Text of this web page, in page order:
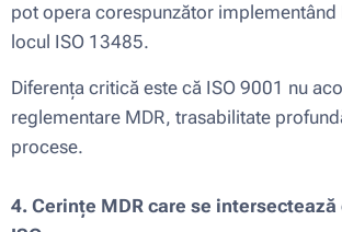
pot opera corespunzător implementând
locul ISO 13485.
Diferența critică este că ISO 9001 nu
reglementare MDR, trasabilitate
procese.
4. Cerințe MDR care se